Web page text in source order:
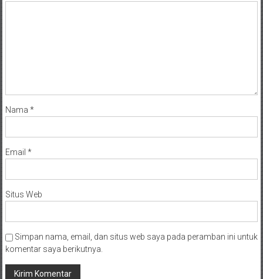
Nama *
Email *
Situs Web
Simpan nama, email, dan situs web saya pada peramban ini untuk
komentar saya berikutnya.